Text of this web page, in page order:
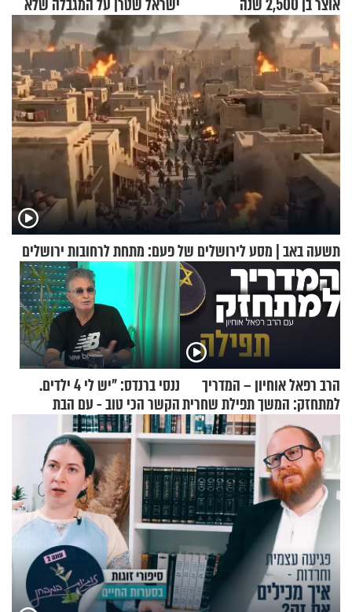
אוצר בן 2,500 שנה
ישראל שטרן על המגבלה שלא
עוצרת אותו
תשעה באב | מסע לירושלים של פעם: מתחת לרחובות ירושלים
הרב רפאל אוחיון – המדריך
למתחזק: המשך תפילת שחרית
מאשרי ועד עלינו
ננסי ברנדס: "יש לי 4 ילדים.
הקשר הכי טוב - עם הבת
החרדית"